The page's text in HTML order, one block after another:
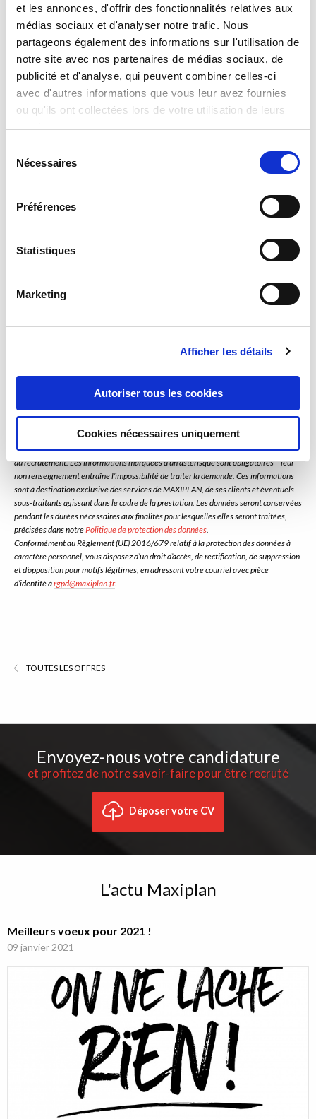
et les annonces, d'offrir des fonctionnalités relatives aux
médias sociaux et d'analyser notre trafic. Nous
partageons également des informations sur l'utilisation de
notre site avec nos partenaires de médias sociaux, de
publicité et d'analyse, qui peuvent combiner celles-ci
avec d'autres informations que vous leur avez fournies
ou qu'ils ont collectées lors de votre utilisation de leurs
services.
Nécessaires
Préférences
Statistiques
Marketing
Afficher les détails
Autoriser tous les cookies
Cookies nécessaires uniquement
PRÉNOM*
PAYS DE RÉSIDENCE*
POLITIQUE DE CONFIDENTIALITÉ
J'ai lu et j'accepte la
¹ Les informations collectées par MAXIPLAN via ce formulaire font l’objet d’un
traitement informatisé ayant pour finalité la gestion des fichiers de candidatures et
du recrutement. Les informations marquées d’un astérisque sont obligatoires – leur
non renseignement entraîne l’impossibilité de traiter la demande. Ces informations
sont à destination exclusive des services de MAXIPLAN, de ses clients et éventuels
sous-traitants agissant dans le cadre de la prestation. Les données seront conservées
pendant les durées nécessaires aux finalités pour lesquelles elles seront traitées,
précisées dans notrePolitique de protection des données
Conformément au Règlement (UE) 2016/679 relatif à la protection des données à
caractère personnel, vous disposez d’un droit d’accès, de rectification, de suppression
et d’opposition pour motifs légitimes, en adressant votre courriel avec pièce
d’identité àrgpd@maxiplan.fr.
TOUTES LES OFFRES
Envoyez-nous votre candidature
et profitez de notre savoir-faire pour être recruté
Déposer votre CV
L'actu Maxiplan
Meilleurs voeux pour 2021 !
09 janvier 2021